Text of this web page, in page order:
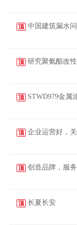
顶 中国建筑漏水
顶 研究聚氨酯改
顶 STWD979金属
顶 企业运营好，
顶 创造品牌，服
顶 长夏长安